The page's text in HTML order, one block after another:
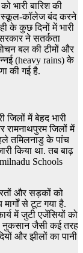
भारी बारिश की
स्कूल-कॉलेज बंद करने
के कुछ दिनों में भारी
ने सतर्कता
बल की टीमों और
(heavy rains) के
की गई है.
जिलों में बेहद भारी
रामनाथपुरम जिलों में
तमिलनाडु के पांच
किया था. तब बाढ़
Schools
और सड़कों को
से टूट गया है.
में जुटी एजेंसियों को
जैसी कई तरह
और झीलों का पानी